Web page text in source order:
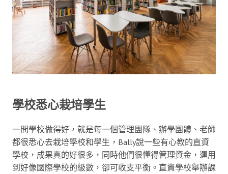
學校悉心栽培學生
一間學校做得好，就是每一個管理團隊、辦學團體、老師
都很悉心去栽培學校和學生，Bally說一些有心教的直資
學校，成果真的好很多，同時他們很懂得管理資金，運用
到好像國際學校的級數，卻可收支平衡。直資學校舉辦課